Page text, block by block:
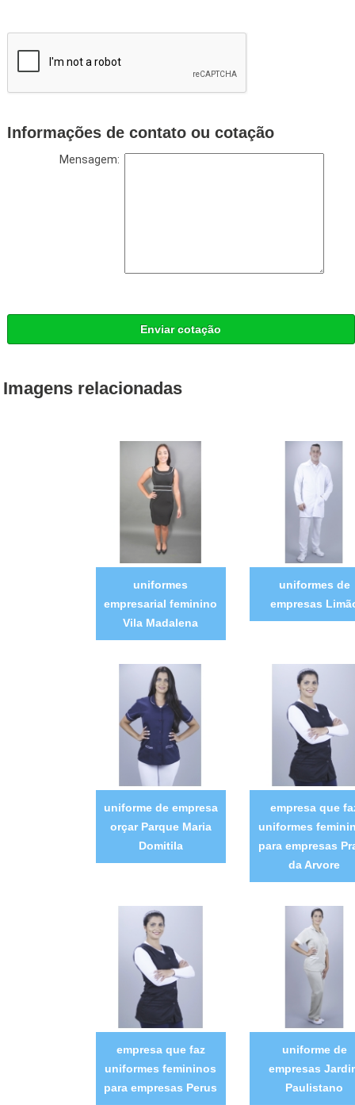
Informações de contato ou cotação
Mensagem:
Enviar cotação
Imagens relacionadas
uniformes
empresarial feminino
Vila Madalena
uniformes de
empresas
uniforme de empresa
orçar Parque Maria
Domitila
empresa que
uniformes
para empresas
da Arvore
empresa que faz
uniformes femininos
para empresas Perus
uniforme de
empresas
Paulistano